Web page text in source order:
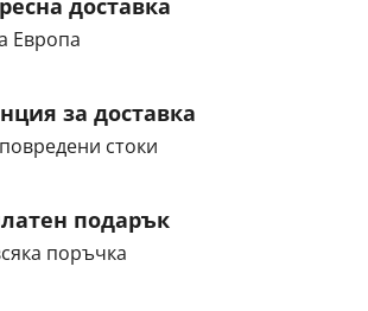
доставка
Европа
за доставка
стоки
подарък
поръчка